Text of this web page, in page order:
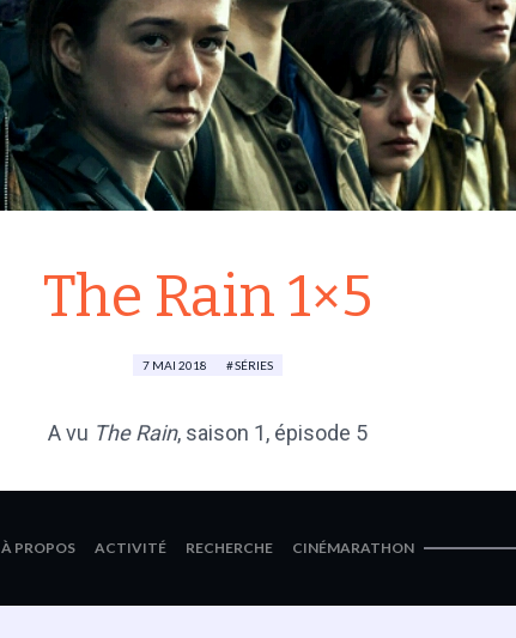
The Rain 1×5
7 MAI 2018 SÉRIES
A vu The Rain, saison 1, épisode 5
À PROPOS ACTIVITÉ RECHERCHE CINÉMARATHON